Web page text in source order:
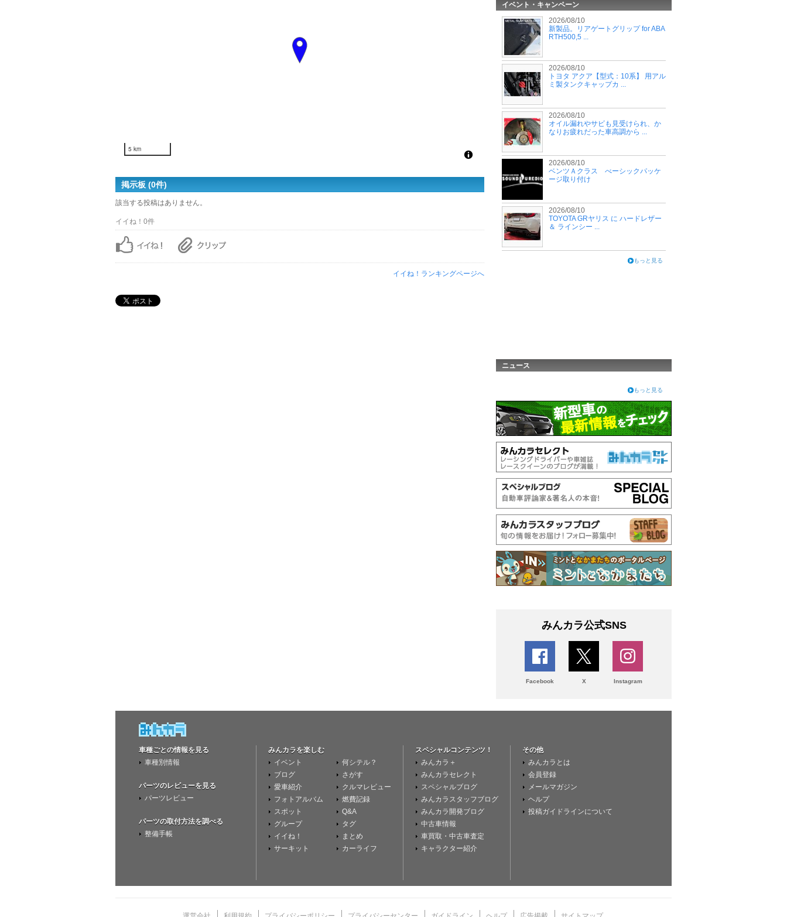
5 km
掲示板 (0件)
該当する投稿はありません。
イイね！0件
イイね！ランキングページへ
イベント・キャンペーン
2026/08/10
新製品。リアゲートグリップ for ABA
RTH500,5 ...
2026/08/10
トヨタ アクア【型式：10系】 用アル
ミ製タンクキャップカ ...
2026/08/10
オイル漏れやサビも見受けられ、か
なりお疲れだった車高調から ...
2026/08/10
ベンツＡクラス べーシックパッケ
ージ取り付け
2026/08/10
TOYOTA GRヤリス に ハードレザー
＆ ラインシー ...
もっと見る
ニュース
もっと見る
みんカラ公式SNS
Facebook X Instagram
車種ごとの情報を見る
車種別情報
パーツのレビューを見る
パーツレビュー
パーツの取付方法を調べる
整備手帳
みんカラを楽しむ
イベント
ブログ
愛車紹介
フォトアルバム
スポット
グループ
イイね！
サーキット
何シテル？
さがす
クルマレビュー
燃費記録
Q&A
タグ
まとめ
カーライフ
スペシャルコンテンツ！
みんカラ＋
みんカラセレクト
スペシャルブログ
みんカラスタッフブログ
みんカラ開発ブログ
中古車情報
車買取・中古車査定
キャラクター紹介
その他
みんカラとは
会員登録
メールマガジン
ヘルプ
投稿ガイドラインについて